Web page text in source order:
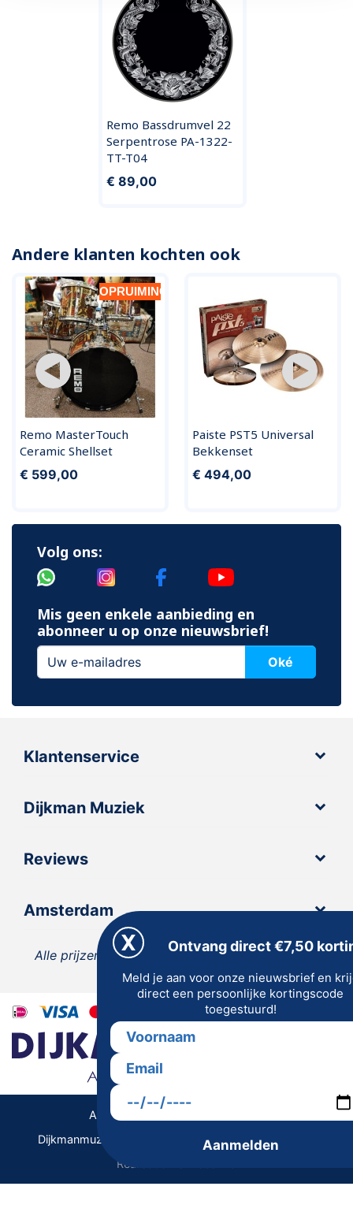
Remo Bassdrumvel 22
Serpentrose PA-1322-
TT-T04
€ 89,00
Andere klanten kochten ook
OPRUIMING
Remo MasterTouch
Ceramic Shellset
€ 599,00
Paiste PST5 Universal
Bekkenset
€ 494,00
Volg ons:
Mis geen enkele aanbieding en
abonneer u op onze nieuwsbrief!
Oké
Klantenservice
Dijkman Muziek
Reviews
Amsterdam
Alle prijzen zijn inclusief 21% BTW, tenzij anders
vermeld.
Dijkmanmuziek 2026 © | Alle rechten voorbehouden
Realisatie De Websmid
Algemene Voorwaarden | Privacy
Ontvang direct €7,50
Meld je aan voor onze nieuwsbrief en
direct een persoonlijke kortingscode
toegestuurd!
Aanmelden